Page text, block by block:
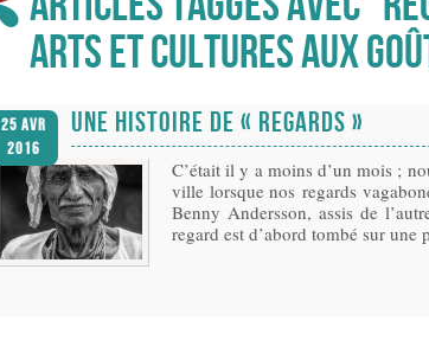
Arts et cultures aux
UNE HISTOIRE DE « REGARDS »
C’était il y a moins d’un mois ;
ville lorsque nos regards
Benny Andersson, assis de
regard est d’abord tombé sur
25 Avr
2016